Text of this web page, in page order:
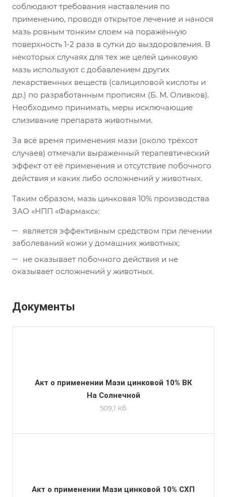
соблюдают требования наставления по
применению, проводя открытое лечение и нанося
мазь ровным тонким слоем на поражённую
поверхность 1-2 раза в сутки до выздоровления. В
некоторых случаях для тех же целей цинковую
мазь используют с добавлением других
лекарственных веществ (салициловой кислоты и
др.) по разработанным прописям (Б. М. Оливков).
Необходимо принимать, меры исключающие
слизивание препарата животными.
За всё время применения мази (около трёхсот
случаев) отмечали выраженный терапевтический
эффект от её применения и отсутствие побочного
действия и каких либо осложнений у животных.
Таким образом, мазь цинковая 10% производства
ЗАО «НПП «Фармакс»:
является эффективным средством при лечении
заболеваний кожи у домашних животных;
не оказывает побочного действия и не
оказывает осложнений у животных.
Документы
Акт о применении Мази цинковой 10% ВК
На Солнечной
509,1 Кб
Акт о применении Мази цинковой 10% СХП